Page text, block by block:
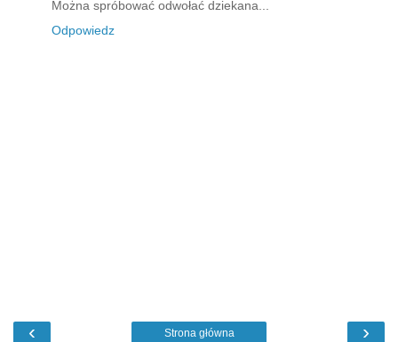
Można spróbować odwołać dziekana...
Odpowiedz
‹ ›
Strona główna